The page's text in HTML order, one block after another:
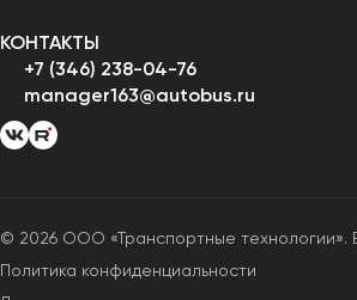
КОНТАКТЫ
+7 (346) 238-04-76
manager163@autobus.ru
© 2026 ООО «Транспортные технологии».
Политика конфиденциальности